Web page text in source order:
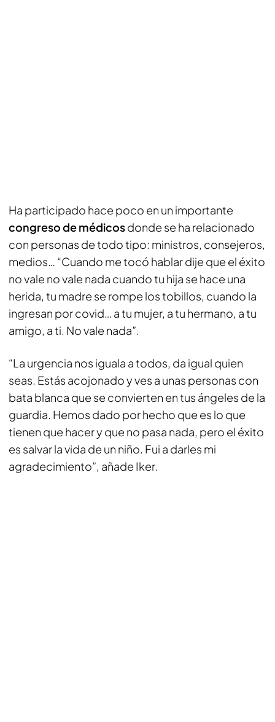
Ha participado hace poco en un importante
congreso de médicosdonde se ha relacionado
con personas de todo tipo: ministros, consejeros,
medios… “Cuando me tocó hablar dije que el éxito
no vale no vale nada cuando tu hija se hace una
herida, tu madre se rompe los tobillos, cuando la
ingresan por covid… a tu mujer, a tu hermano, a tu
amigo, a ti. No vale nada”.
“La urgencia nos iguala a todos, da igual quien
seas. Estás acojonado y ves a unas personas con
bata blanca que se convierten en tus ángeles de la
guardia. Hemos dado por hecho que es lo que
tienen que hacer y que no pasa nada, pero el éxito
es salvar la vida de un niño. Fui a darles mi
agradecimiento”, añade Iker.